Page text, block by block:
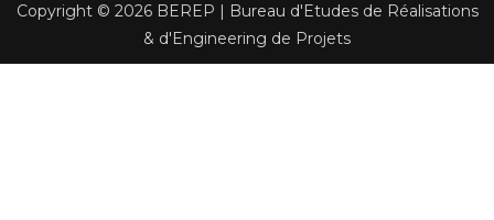
Copyright © 2026 BEREP | Bureau d'Etudes de Réalisations
& d'Engineering de Projets